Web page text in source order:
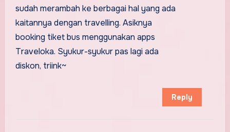
sudah merambah ke berbagai hal yang ada
kaitannya dengan travelling. Asiknya
booking tiket bus menggunakan apps
Traveloka. Syukur-syukur pas lagi ada
diskon, triink~
Reply